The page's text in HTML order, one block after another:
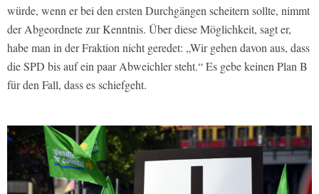
würde, wenn er bei den ersten Durchgängen scheitern sollte, nimmt
der Abgeordnete zur Kenntnis. Über diese Möglichkeit, sagt er,
habe man in der Fraktion nicht geredet: „Wir gehen davon aus, dass
die SPD bis auf ein paar Abweichler steht.“ Es gebe keinen Plan B
für den Fall, dass es schiefgeht.